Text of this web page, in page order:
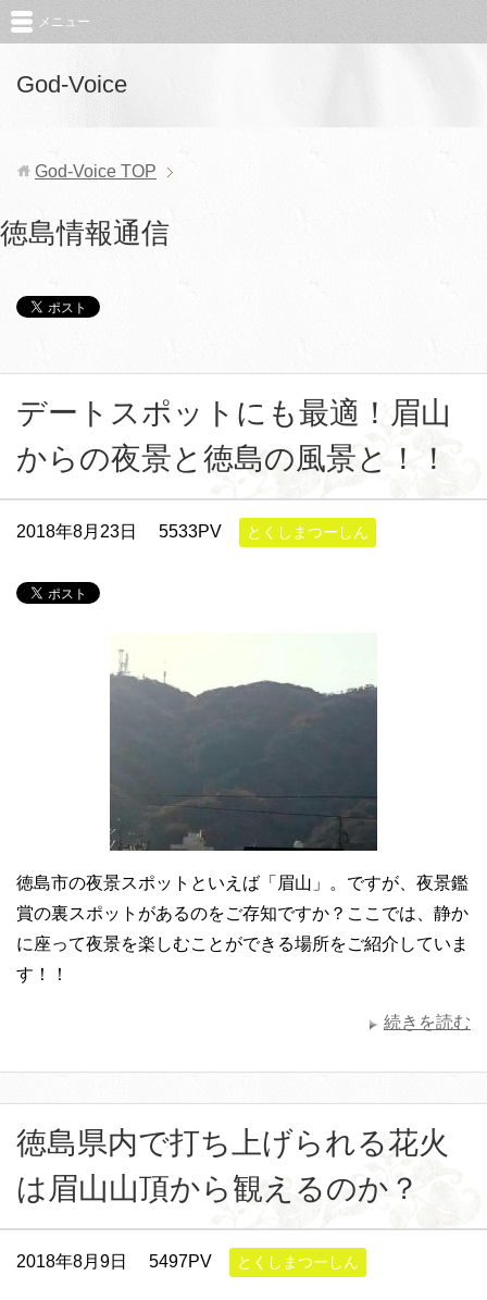
God-Voice
メニュー
God-Voice TOP
徳島情報通信
デートスポットにも最適！眉山
からの夜景と徳島の風景と！！
2018年8月23日 5533PV とくしまつーしん
徳島市の夜景スポットといえば「眉山」。ですが、夜景鑑
賞の裏スポットがあるのをご存知ですか？ここでは、静か
に座って夜景を楽しむことができる場所をご紹介していま
す！！
続きを読む
徳島県内で打ち上げられる花火
は眉山山頂から観えるのか？
2018年8月9日 5497PV とくしまつーしん